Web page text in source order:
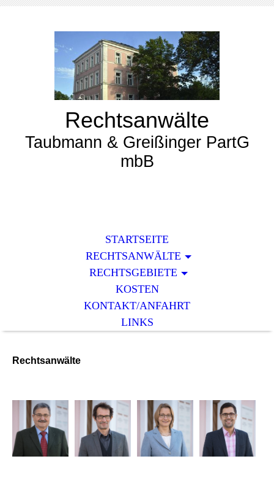
Rechtsanwälte
Taubmann & Greißinger PartG
mbB
STARTSEITE
RECHTSANWÄLTE
RECHTSGEBIETE
KOSTEN
KONTAKT/ANFAHRT
LINKS
Rechtsanwälte